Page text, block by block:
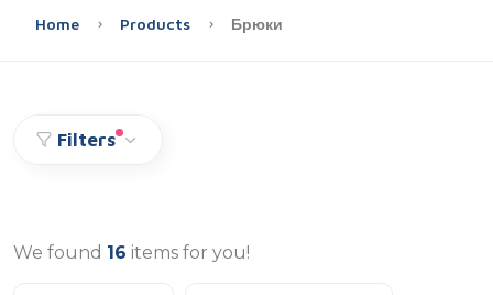
Home Products Брюки
Filters
We found 16 items for you!